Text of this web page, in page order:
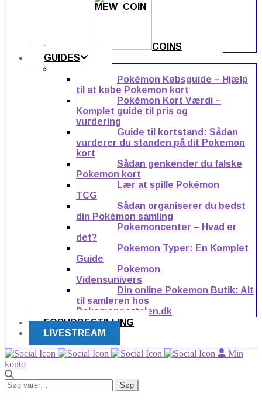
COINS
GUIDES
Pokémon Købsguide – Hjælp
til at købe Pokemon kort
Pokémon Kort Værdi –
Komplet guide til pris og
vurdering
Guide til kortstand: Sådan
vurderer du standen på dit Pokemon
kort
Sådan genkender du falske
Pokemon kort
Lær at spille Pokémon
TCG
Sådan organiserer du bedst
din Pokémon samling
Pokemoncenter – Hvad er
det?
Pokemon Typer: En Komplet
Guide
Pokemon
Vidensunivers
Din online Pokemon Butik: Alt
til samleren hos
Pokemonportalen.dk
FORUDBESTILLING
LIVESTREAM
Min
konto
Søg
efter:
Søg